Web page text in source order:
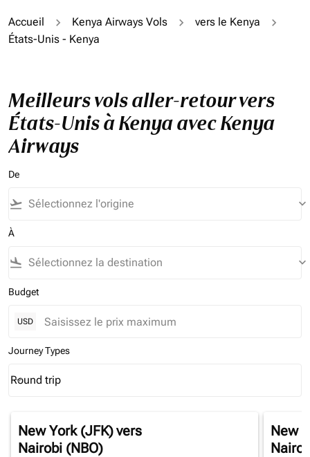
Accueil Kenya Airways Vols
vers le Kenya
États-Unis - Kenya
Meilleurs vols aller-retour vers
États-Unis à Kenya avec Kenya
Airways
De
flight_takeoff keyboard_arrow_down
À
flight_land keyboard_arrow_down
Budget
USD
Journey Types
Journey Types option Round trip Selected
Round trip
keyboard_arrow_down
New York (JFK)vers
Nairobi (NBO)
New